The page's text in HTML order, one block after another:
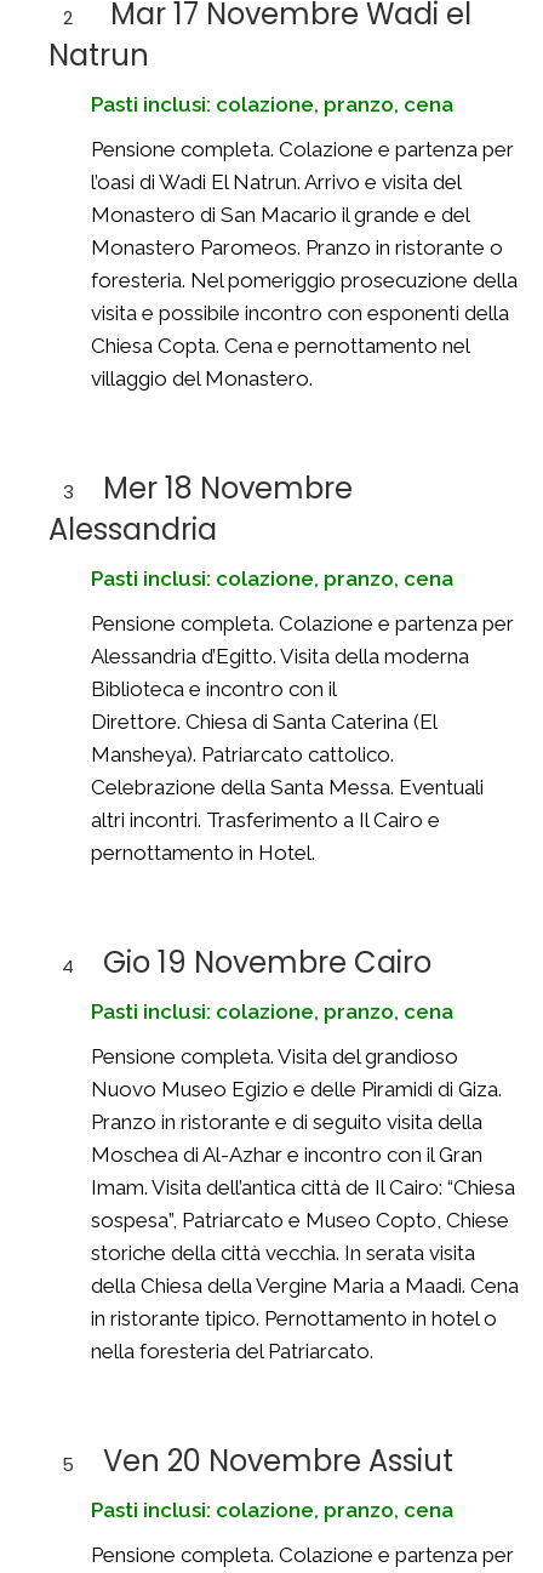
2
Mar 17 Novembre Wadi el
Natrun
Pasti inclusi: colazione, pranzo, cena
Pensione completa. Colazione e partenza per
l’oasi di Wadi El Natrun. Arrivo e visita del
Monastero di San Macario il grande e del
Monastero Paromeos. Pranzo in ristorante o
foresteria. Nel pomeriggio prosecuzione della
visita e possibile incontro con esponenti della
Chiesa Copta. Cena e pernottamento nel
villaggio del Monastero.
3
Mer 18 Novembre
Alessandria
Pasti inclusi: colazione, pranzo, cena
Pensione completa. Colazione e partenza per
Alessandria d’Egitto. Visita della moderna
Biblioteca e incontro con il
Direttore. Chiesa di Santa Caterina (El
Mansheya). Patriarcato cattolico.
Celebrazione della Santa Messa. Eventuali
altri incontri. Trasferimento a Il Cairo e
pernottamento in Hotel.
4 Gio 19 Novembre Cairo
Pasti inclusi: colazione, pranzo, cena
Pensione completa. Visita del grandioso
Nuovo Museo Egizio e delle Piramidi di Giza.
Pranzo in ristorante e di seguito visita della
Moschea di Al-Azhar e incontro con il Gran
Imam. Visita dell’antica città de Il Cairo: “Chiesa
sospesa”, Patriarcato e Museo Copto, Chiese
storiche della città vecchia. In serata visita
della Chiesa della Vergine Maria a Maadi. Cena
in ristorante tipico. Pernottamento in hotel o
nella foresteria del Patriarcato.
5 Ven 20 Novembre Assiut
Pasti inclusi: colazione, pranzo, cena
Pensione completa. Colazione e partenza per